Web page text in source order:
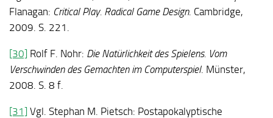
Flanagan: Critical Play. Radical Game Design. Cambridge,
2009. S. 221.
[30] Rolf F. Nohr: Die Natürlichkeit des Spielens. Vom
Verschwinden des Gemachten im Computerspiel. Münster,
2008. S. 8 f.
[31] Vgl. Stephan M. Pietsch: Postapokalyptische